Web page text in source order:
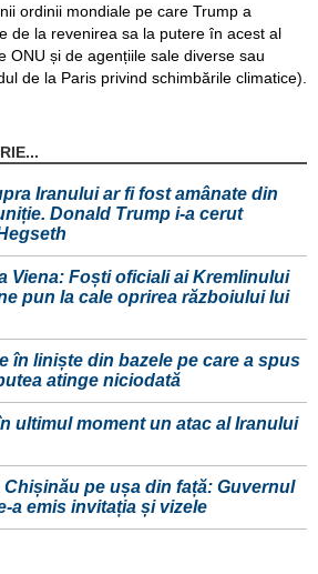
ordinii mondiale pe care Trump a
de la revenirea sa la putere în acest al
ONU și de agențiile sale diverse sau
de la Paris privind schimbările climatice).
Iranului ar fi fost amânate din
Donald Trump i-a cerut
Viena: Foști oficiali ai Kremlinului
pun la cale oprirea războiului lui
în liniște din bazele pe care a spus
atinge niciodată
ultimul moment un atac al Iranului
Chișinău pe ușa din față: Guvernul
a emis invitația și vizele